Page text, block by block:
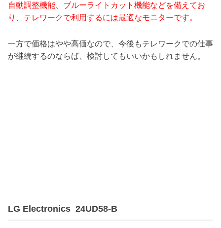
自動調整機能、ブルーライトカット機能などを備えてお
り、テレワークで利用するには最適なモニターです。
一方で価格はやや高価なので、今後もテレワークでの仕事
が継続するのならば、検討してもいいかもしれません。
LG Electronics 24UD58-B